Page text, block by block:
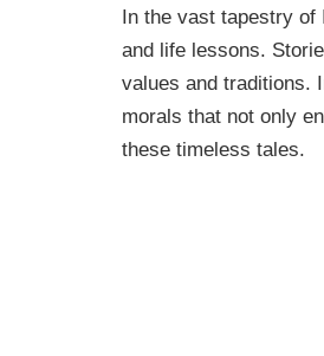
In the vast tapestry of
and life lessons.
values and traditions.
morals that not only
these timeless tales.